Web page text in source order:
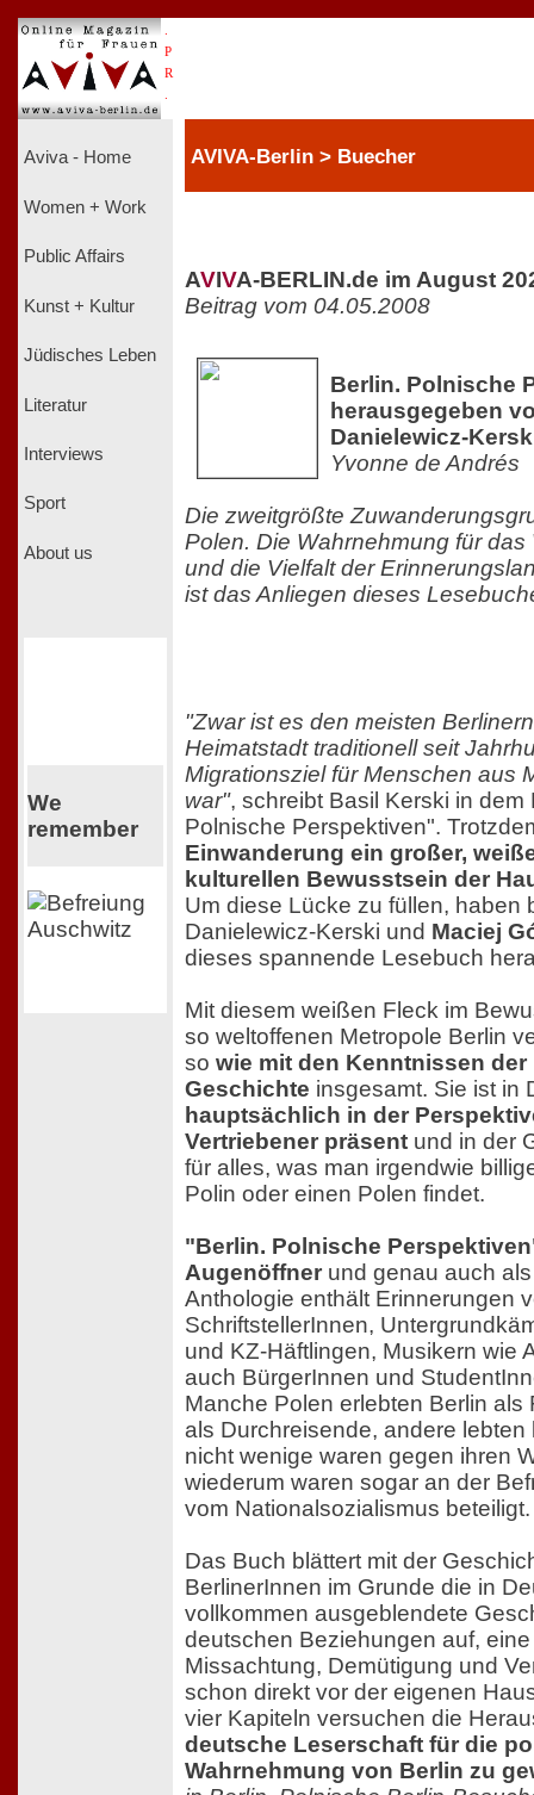
P
R
Aviva - Home
Women + Work
Public Affairs
Kunst + Kultur
Jüdisches Leben
Literatur
Interviews
Sport
About us
We
remember
AVIVA-Berlin > Buecher
AVIVA-BERLIN.de im August
Beitrag vom 04.05.2008
Berlin. Polnische
herausgegeben
Danielewicz-
Yvonne de Andrés
Die zweitgrößte
Polen. Die Wahrnehmung für
und die Vielfalt der
ist das Anliegen dieses
"Zwar ist es den meisten
Heimatstadt traditionell seit
Migrationsziel für Menschen aus
war", schreibt Basil Kerski in dem
Polnische Perspektiven".
Einwanderung ein großer,
kulturellen Bewusstsein der
Um diese Lücke zu füllen, haben
Danielewicz-Kerski und Maciej
dieses spannende Lesebuch
Mit diesem weißen Fleck im
so weltoffenen Metropole Berlin
so wie mit den Kenntnissen
Geschichte insgesamt. Sie ist in
hauptsächlich in der
Vertriebener präsent und in der
für alles, was man irgendwie
Polin oder einen Polen findet.
"Berlin. Polnische
Augenöffner und genau auch
Anthologie enthält Erinnerungen
SchriftstellerInnen,
und KZ-Häftlingen, Musikern wie
auch BürgerInnen und
Manche Polen erlebten Berlin als
als Durchreisende, andere lebten
nicht wenige waren gegen ihren
wiederum waren sogar an der
vom Nationalsozialismus beteiligt.
Das Buch blättert mit der
BerlinerInnen im Grunde die in
vollkommen ausgeblendete
deutschen Beziehungen auf,
Missachtung, Demütigung und
schon direkt vor der eigenen
vier Kapiteln versuchen die
deutsche Leserschaft für die
Wahrnehmung von Berlin zu